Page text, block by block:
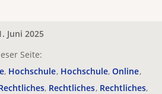
Juni 2025
Seite:
Hochschule Hochschule Online
Rechtliches Rechtliches